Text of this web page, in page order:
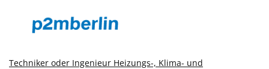
Techniker oder Ingenieur Heizungs-, Klima- und